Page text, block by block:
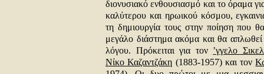
διονυσιακό ενθουσιασμό και το όραμα
καλύτερου και ηρωικού κόσμου,
τη δημιουργία τους στην ποίηση που
μεγάλο διάστημα ακόμα και θα
λόγου. Πρόκειται για τον ’γγελο
Νίκο Καζαντζάκη (1883-1957) και τον